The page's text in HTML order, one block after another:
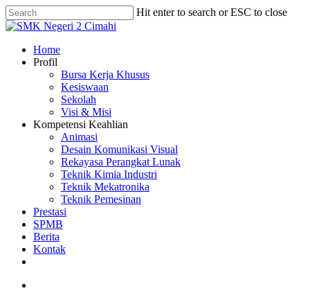
Skip
to
content
Hit enter to search or ESC to close
Close
search
Menu
Home
Profil
Bursa Kerja Khusus
Kesiswaan
Sekolah
Visi & Misi
Kompetensi Keahlian
Animasi
Desain Komunikasi Visual
Rekayasa Perangkat Lunak
Teknik Kimia Industri
Teknik Mekatronika
Teknik Pemesinan
Prestasi
SPMB
Berita
Kontak